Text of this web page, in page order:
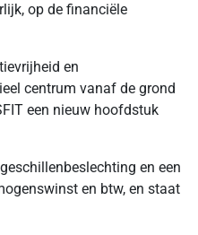
op de financiële
en
centrum vanaf de grond
een nieuw hoofdstuk
en een
en btw, en staat